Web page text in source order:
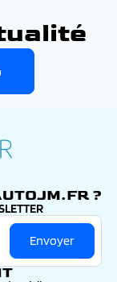
?
Envoyer